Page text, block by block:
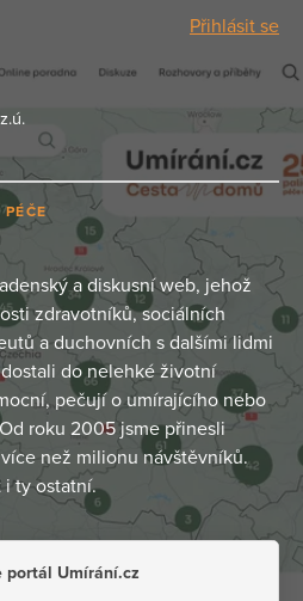
Přihlásit se
a diskusní web, jehož
zdravotníků, sociálních
a duchovních s dalšími lidmi
do nelehké životní
pečují o umírajícího nebo
roku 2005 jsme přinesli
než milionu návštěvníků.
i ty ostatní.
portál Umírání.cz